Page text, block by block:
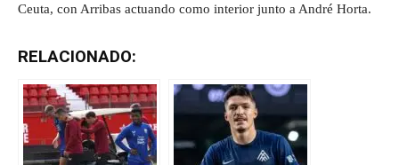
Ceuta, con Arribas actuando como interior junto a André Horta.
RELACIONADO: